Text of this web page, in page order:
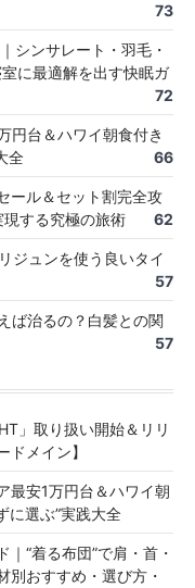
73
シンサレート・羽毛・
に最適解を出す快眠ガ
72
円台＆ハワイ朝食付き
全
66
ール＆セット割完全攻
する究極の旅術
62
ジュンを使う良いタイ
57
ば治るの？白髪との関
57
」取り扱い開始＆リリ
メイン】
最安1万円台＆ハワイ朝
に選ぶ”実践大全
“着る布団”で肩・首・
別おすすめ・選び方・